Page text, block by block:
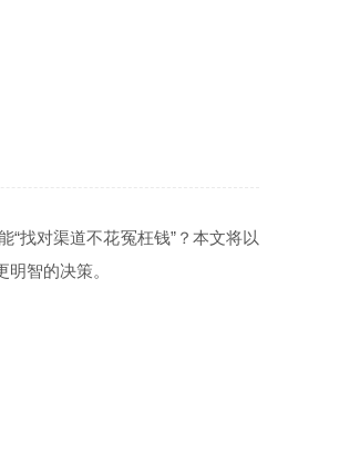
找对渠道不花冤枉钱”？本文将以
智的决策。